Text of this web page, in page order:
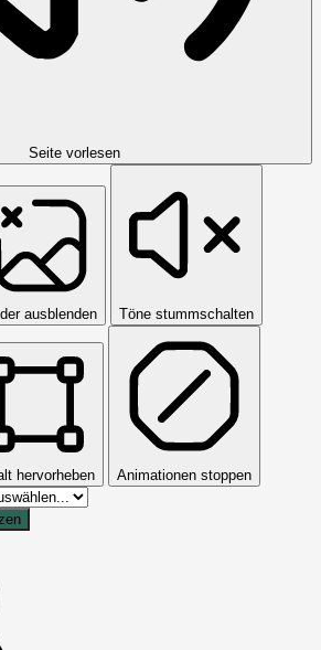
Seite vorlesen
ausblenden Töne stummschalten
hervorheben Animationen stoppen